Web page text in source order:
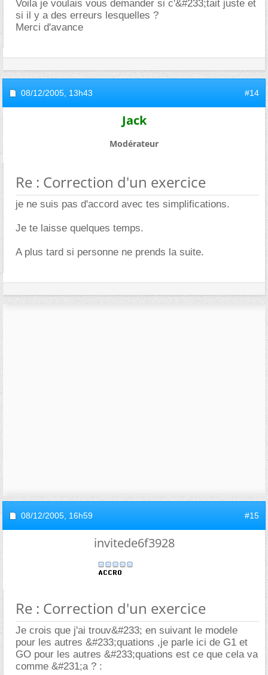
Voila je voulais vous demander si c'&#233;tait juste et
si il y a des erreurs lesquelles ?
Merci d'avance
08/12/2005, 13h43 #14
Jack
Modérateur
Re : Correction d'un exercice
je ne suis pas d'accord avec tes simplifications.
Je te laisse quelques temps.
A plus tard si personne ne prends la suite.
08/12/2005, 16h59 #15
invitede6f3928
Re : Correction d'un exercice
Je crois que j'ai trouv&#233; en suivant le modele
pour les autres &#233;quations ,je parle ici de G1 et
GO pour les autres &#233;quations est ce que cela va
comme &#231;a ? :